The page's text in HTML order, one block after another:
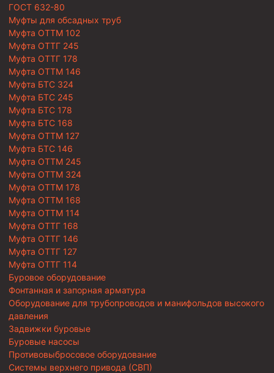
ГОСТ 632-80
Муфты для обсадных труб
Муфта ОТТМ 102
Муфта ОТТГ 245
Муфта ОТТГ 178
Муфта ОТТМ 146
Муфта БТС 324
Муфта БТС 245
Муфта БТС 178
Муфта БТС 168
Муфта ОТТМ 127
Муфта БТС 146
Муфта ОТТМ 245
Муфта ОТТМ 324
Муфта ОТТМ 178
Муфта ОТТМ 168
Муфта ОТТМ 114
Муфта ОТТГ 168
Муфта ОТТГ 146
Муфта ОТТГ 127
Муфта ОТТГ 114
Буровое оборудование
Фонтанная и запорная арматура
Оборудование для трубопроводов и манифольдов высокого
давления
Задвижки буровые
Буровые насосы
Противовыбросовое оборудование
Системы верхнего привода (СВП)